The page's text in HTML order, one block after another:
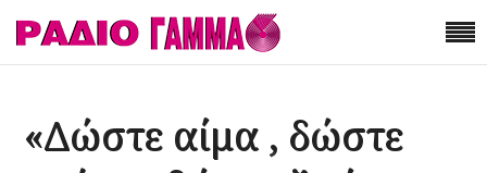
«Δώστε αίμα , δώστε